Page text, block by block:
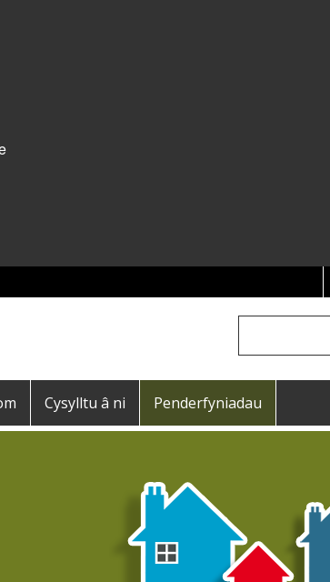
Search
Cysylltu â ni Penderfyniadau